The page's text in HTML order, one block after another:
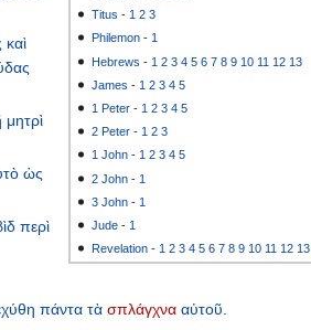
Titus - 1 2 3
Philemon -1
Hebrews - 1 2 3 4 5 6 7 8 9 10 11 12 13
James - 1 2 3 4 5
1 Peter - 1 2 3 4 5
2 Peter - 1 2 3
1 John -1 2 3 4 5
2 John - 1
3 John - 1
Jude - 1
Revelation - 1 2 3 4 5 6 7 8 9 10 11 12 13
καὶ
μητρὶ
ὡς
περὶ
πάντα τὰ σπλάγχνα αὐτοῦ.